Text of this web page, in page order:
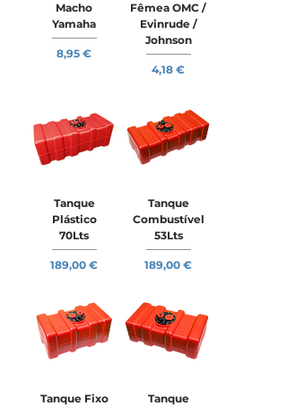
Macho
Yamaha
Preço
8,95 €
Fêmea OMC /
Evinrude /
Johnson
Preço
4,18 €
Tanque
Plástico
70Lts
Preço
189,00 €
Tanque
Combustível
53Lts
Preço
189,00 €
Tanque Fixo
Tanque